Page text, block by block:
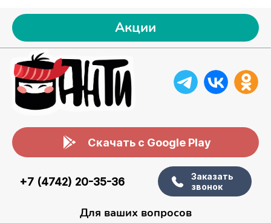
Акции
Скачать с Google Play
+7 (4742) 20-35-36
Заказать
звонок
Для ваших вопросов